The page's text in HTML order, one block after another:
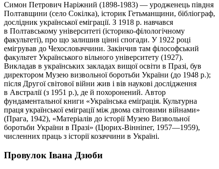
Симон Петрович Наріжний (1898-1983) — уродженець півдня
Полтавщини (село Сокілка), історик Гетьманщини, бібліограф,
дослідник української еміграції. З 1918 р. навчався
в Полтавському університеті (історико-філологічному
факультеті), про що залишив цінні спогади. У 1922 році
емігрував до Чехословаччини. Закінчив там філософський
факультет Українського вільного університету (1927).
Викладав в українських закладах вищої освіти в Празі, був
директором Музею визвольної боротьби України (до 1948 р.);
після Другої світової війни жив і вів наукові дослідження
в Австралії (з 1951 р.), де й похоронений. Автор
фундаментальної книги «Українська еміґрація. Культурна
праця української еміграції між двома світовими війнами»
(Прага, 1942), «Матеріалів до історії Музею Визвольної
боротьби України в Празі» (Цюрих-Вінніпег, 1957—1959),
численних праць з історії козаччини в Україні.
Провулок Івана Дзюби